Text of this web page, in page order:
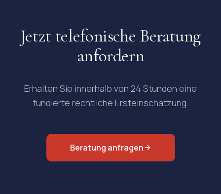
Jetzt telefonische Beratung
anfordern
Erhalten Sie innerhalb von 24 Stunden eine
fundierte rechtliche Ersteinschätzung.
Beratung anfragen